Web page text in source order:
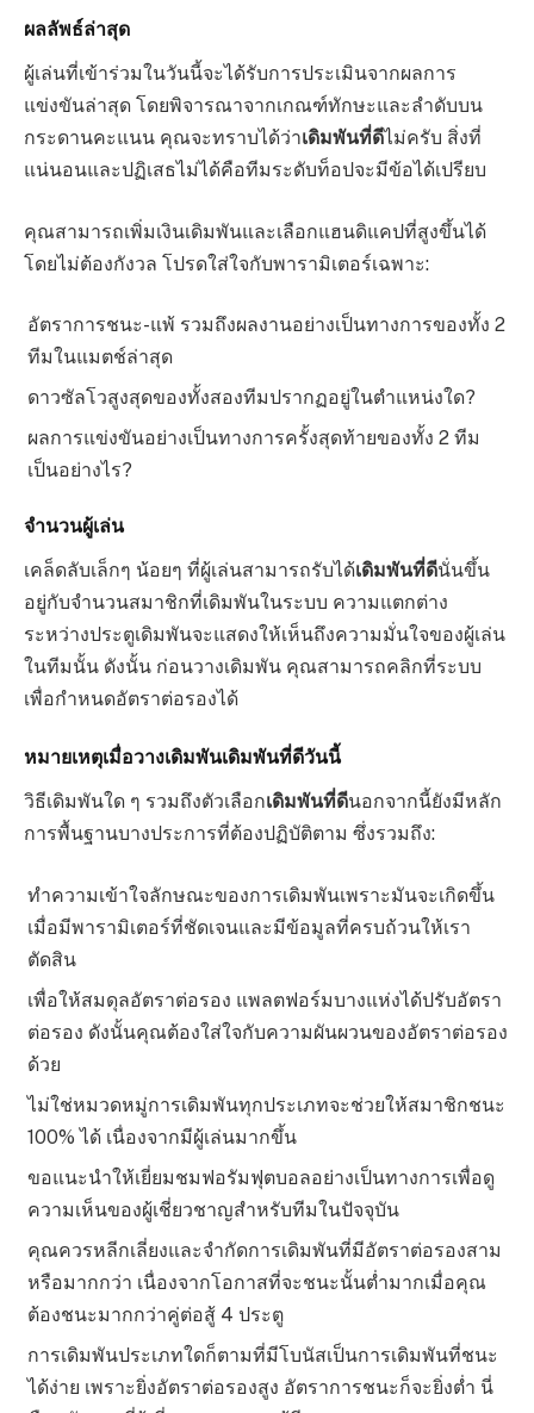
ผลลัพธ์ล่าสุด
ผู้เล่นที่เข้าร่วมในวันนี้จะได้รับการประเมินจากผลการ
แข่งขันล่าสุด โดยพิจารณาจากเกณฑ์ทักษะและลำดับบน
กระดานคะแนน คุณจะทราบได้ว่าเดิมพันที่ดีไม่ครับ สิ่งที่
แน่นอนและปฏิเสธไม่ได้คือทีมระดับท็อปจะมีข้อได้เปรียบ
คุณสามารถเพิ่มเงินเดิมพันและเลือกแฮนดิแคปที่สูงขึ้นได้
โดยไม่ต้องกังวล โปรดใส่ใจกับพารามิเตอร์เฉพาะ:
อัตราการชนะ-แพ้ รวมถึงผลงานอย่างเป็นทางการของทั้ง 2
ทีมในแมตช์ล่าสุด
ดาวซัลโวสูงสุดของทั้งสองทีมปรากฏอยู่ในตำแหน่งใด?
ผลการแข่งขันอย่างเป็นทางการครั้งสุดท้ายของทั้ง 2 ทีม
เป็นอย่างไร?
จำนวนผู้เล่น
เคล็ดลับเล็กๆ น้อยๆ ที่ผู้เล่นสามารถรับได้เดิมพันที่ดีนั่นขึ้น
อยู่กับจำนวนสมาชิกที่เดิมพันในระบบ ความแตกต่าง
ระหว่างประตูเดิมพันจะแสดงให้เห็นถึงความมั่นใจของผู้เล่น
ในทีมนั้น ดังนั้น ก่อนวางเดิมพัน คุณสามารถคลิกที่ระบบ
เพื่อกำหนดอัตราต่อรองได้
หมายเหตุเมื่อวางเดิมพันเดิมพันที่ดีวันนี้
วิธีเดิมพันใด ๆ รวมถึงตัวเลือกเดิมพันที่ดีนอกจากนี้ยังมีหลัก
การพื้นฐานบางประการที่ต้องปฏิบัติตาม ซึ่งรวมถึง:
ทำความเข้าใจลักษณะของการเดิมพันเพราะมันจะเกิดขึ้น
เมื่อมีพารามิเตอร์ที่ชัดเจนและมีข้อมูลที่ครบถ้วนให้เรา
ตัดสิน
เพื่อให้สมดุลอัตราต่อรอง แพลตฟอร์มบางแห่งได้ปรับอัตรา
ต่อรอง ดังนั้นคุณต้องใส่ใจกับความผันผวนของอัตราต่อรอง
ด้วย
ไม่ใช่หมวดหมู่การเดิมพันทุกประเภทจะช่วยให้สมาชิกชนะ
100% ได้ เนื่องจากมีผู้เล่นมากขึ้น
ขอแนะนำให้เยี่ยมชมฟอรัมฟุตบอลอย่างเป็นทางการเพื่อดู
ความเห็นของผู้เชี่ยวชาญสำหรับทีมในปัจจุบัน
คุณควรหลีกเลี่ยงและจำกัดการเดิมพันที่มีอัตราต่อรองสาม
หรือมากกว่า เนื่องจากโอกาสที่จะชนะนั้นต่ำมากเมื่อคุณ
ต้องชนะมากกว่าคู่ต่อสู้ 4 ประตู
การเดิมพันประเภทใดก็ตามที่มีโบนัสเป็นการเดิมพันที่ชนะ
ได้ง่าย เพราะยิ่งอัตราต่อรองสูง อัตราการชนะก็จะยิ่งต่ำ นี่